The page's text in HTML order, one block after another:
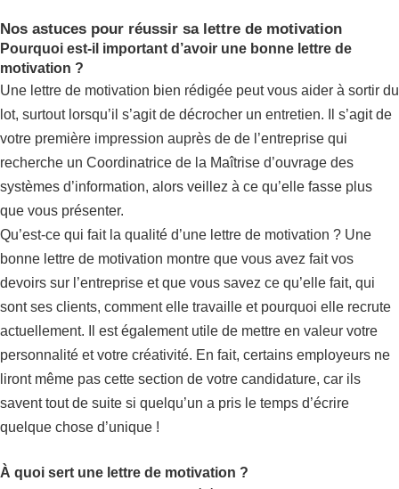
Nos astuces pour réussir sa lettre de motivation
Pourquoi est-il important d’avoir une bonne lettre de
motivation ?
Une lettre de motivation bien rédigée peut vous aider à sortir du
lot, surtout lorsqu’il s’agit de décrocher un entretien. Il s’agit de
votre première impression auprès de de l’entreprise qui
recherche un Coordinatrice de la Maîtrise d’ouvrage des
systèmes d’information, alors veillez à ce qu’elle fasse plus
que vous présenter.
Qu’est-ce qui fait la qualité d’une lettre de motivation ? Une
bonne lettre de motivation montre que vous avez fait vos
devoirs sur l’entreprise et que vous savez ce qu’elle fait, qui
sont ses clients, comment elle travaille et pourquoi elle recrute
actuellement. Il est également utile de mettre en valeur votre
personnalité et votre créativité. En fait, certains employeurs ne
liront même pas cette section de votre candidature, car ils
savent tout de suite si quelqu’un a pris le temps d’écrire
quelque chose d’unique !
À quoi sert une lettre de motivation ?